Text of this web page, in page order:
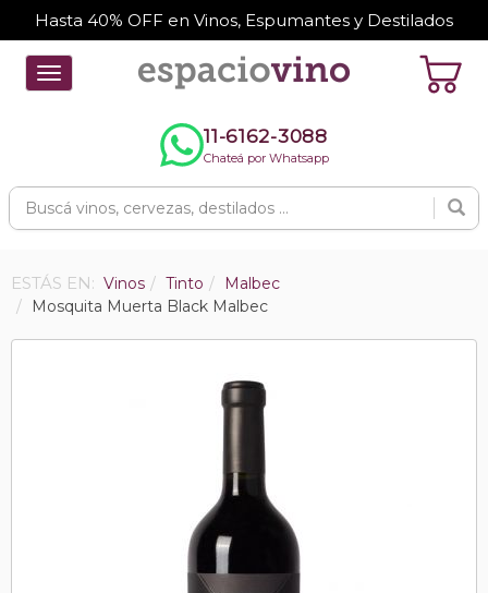
Hasta 40% OFF en Vinos, Espumantes y Destilados
Toggle
navigation
11-6162-3088
Chateá por Whatsapp
ESTÁS EN: Vinos Tinto
Malbec
Mosquita Muerta Black Malbec